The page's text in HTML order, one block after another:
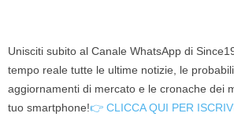
Unisciti subito al Canale WhatsApp di
tempo reale tutte le ultime notizie, le
aggiornamenti di mercato e le cronache dei
tuo smartphone!👉 CLICCA QUI PER